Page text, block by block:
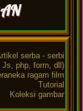
serba - serbi
Js, php, form, dll)
ragam film
Tutorial
Koleksi gambar